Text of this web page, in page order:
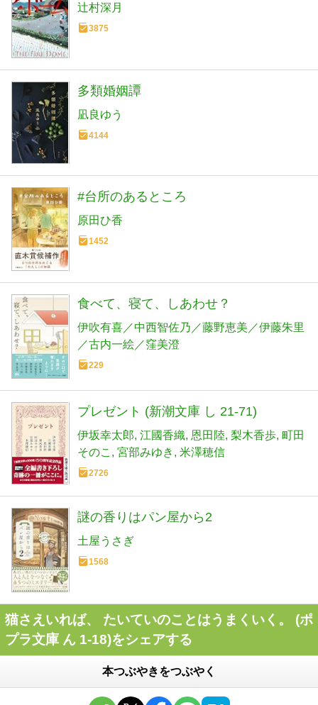
辻村深月
3875
多類婚姻譚
凪良ゆう
4144
#台所のあるところ
原田ひ香
1452
食べて、寝て、しあわせ？
伊吹有喜／中西智佐乃／藤野恵美／伊藤朱里
／古内一絵／窪美澄
229
プレゼント (新潮文庫 し 21-71)
伊坂幸太郎 江國香織 恩田陸 梨木香歩 町田
そのこ
宮部みゆき 米澤穂信
2726
謎の香りはパン屋から2
土屋うさぎ
1568
猫さえいれば、 たいていのことはうまくいく。 (ポ
プラ文庫 ん 1-18)をシェアする
本つぶやきをつぶやく